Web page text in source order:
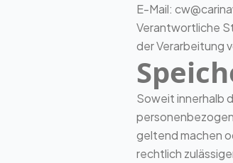
E-Mail:
Verantwortliche
der Verarbeitung
Soweit innerhalb
geltend machen
rechtlich